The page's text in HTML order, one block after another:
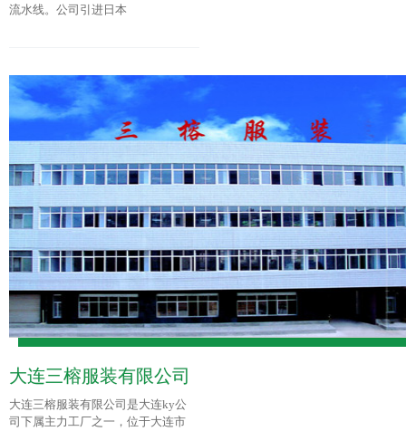
流水线。公司引进日本
大连三榕服装有限公司
大连三榕服装有限公司是大连ky公
司下属主力工厂之一，位于大连市